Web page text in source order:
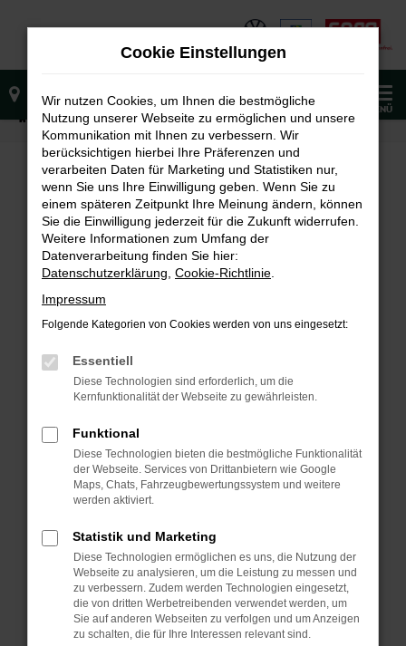
Zum
MENÜ
Startseite Fahrzeugangebote Sofort verfügbare Fahrzeuge
FEHLER: NETWORK ERROR
Beim Laden ist ein Fehler aufgetreten.
Hier sind ein paar Tipps, die dir helfen können:
Überprüfe deine Firewall und deine
Laden andere Webseiten, zum Beispiel deine
Suchmaschine?
Prüfe deine Browsererweiterungen.
Manche Erweiterungen, wie Werbeblocker,
verhindern. Funktioniert die Seite in einem
anderen Browser oder in einem privaten
Fenster?
Starte dein Gerät neu.
Probleme zu beheben.
Stelle sicher, dass dein Browser und dein
Betriebssystem auf dem neuesten Stand
sind.
Veraltete Software birgt nicht nur ein
Cookie Einstellungen
Wir nutzen Cookies, um Ihnen die bestmögliche
Nutzung unserer Webseite zu ermöglichen und unsere
Kommunikation mit Ihnen zu verbessern. Wir
berücksichtigen hierbei Ihre Präferenzen und
verarbeiten Daten für Marketing und Statistiken nur,
wenn Sie uns Ihre Einwilligung geben. Wenn Sie zu
einem späteren Zeitpunkt Ihre Meinung ändern, können
Sie die Einwilligung jederzeit für die Zukunft widerrufen.
Weitere Informationen zum Umfang der
Datenverarbeitung finden Sie hier:
Datenschutzerklärung Cookie-Richtlinie
Impressum
Folgende Kategorien von Cookies werden von uns eingesetzt:
Essentiell
Diese Technologien sind erforderlich, um die
Kernfunktionalität der Webseite zu gewährleisten.
Funktional
Diese Technologien bieten die bestmögliche Funktionalität
der Webseite. Services von Drittanbietern wie Google
Maps, Chats, Fahrzeugbewertungssystem und weitere
werden aktiviert.
Statistik und Marketing
Diese Technologien ermöglichen es uns, die Nutzung der
Webseite zu analysieren, um die Leistung zu messen und
zu verbessern. Zudem werden Technologien eingesetzt,
die von dritten Werbetreibenden verwendet werden, um
Sie auf anderen Webseiten zu verfolgen und um Anzeigen
zu schalten, die für Ihre Interessen relevant sind.